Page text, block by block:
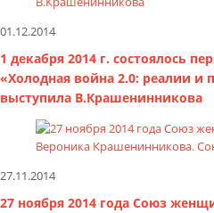
01.12.2014
1 декабря 2014 г. состоялось
«Холодная война 2.0: реалии и
выступила В.Крашенинникова
27.11.2014
27 ноября 2014 года Союз